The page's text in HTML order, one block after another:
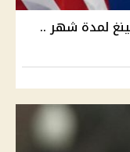
لمدة شهر ..